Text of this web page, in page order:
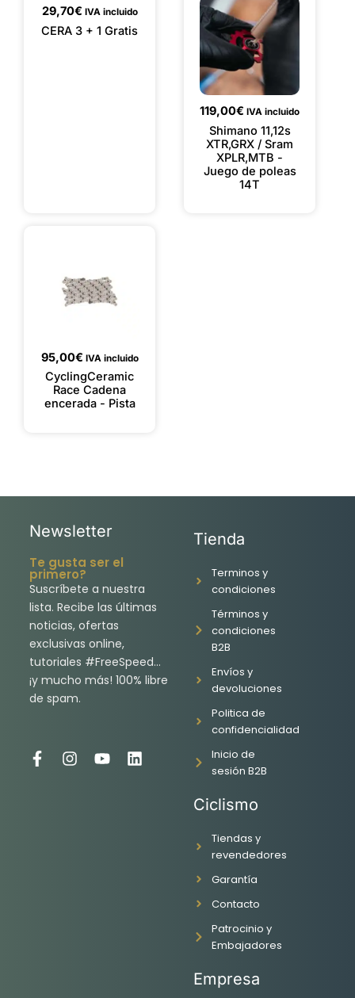
29,70€ IVA incluido
CERA 3 + 1 Gratis
119,00€ IVA incluido
Shimano 11,12s
XTR,GRX / Sram
XPLR,MTB -
Juego de poleas
14T
95,00€ IVA incluido
CyclingCeramic
Race Cadena
encerada - Pista
Newsletter
Te gusta ser el
primero?
Suscríbete a nuestra
lista. Recibe las últimas
noticias, ofertas
exclusivas online,
tutoriales #FreeSpeed…
¡y mucho más! 100% libre
de spam.
F
I
Y
L
Tienda
Terminos y
condiciones
Términos y
condiciones
B2B
Envíos y
devoluciones
Politica de
confidencialidad
Inicio de
sesión B2B
Ciclismo
Tiendas y
revendedores
Garantía
Contacto
Patrocinio y
Embajadores
Empresa